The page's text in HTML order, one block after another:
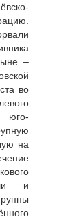
–
во
юго-
на
и